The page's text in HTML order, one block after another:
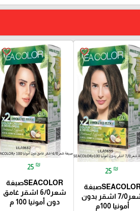
favorite_border
25 ₪
SEACOLORصبغة
شعر7/0 اشقر بدون
أمونيا 100م
favorite_border
25 ₪
SEACOLORصبغة
شعر6/0 اشقر غامق
دون أمونيا 100 م